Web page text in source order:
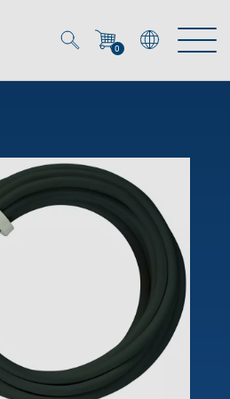
0
& Bewegungsmelder
OEM